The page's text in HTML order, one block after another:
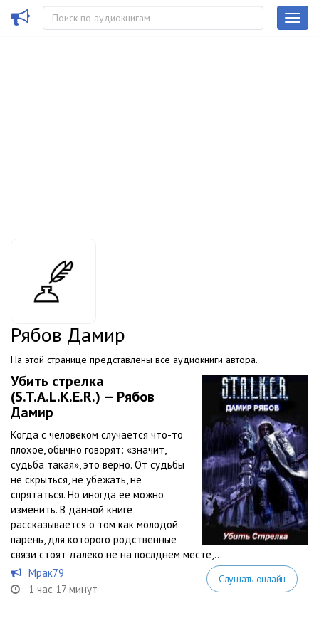
Рябов Дамир
На этой странице представлены все аудиокниги автора.
Убить стрелка
(S.T.A.L.K.E.R.) — Рябов
Дамир
Когда с человеком случается что-то
плохое, обычно говорят: «значит,
судьба такая», это верно. От судьбы
не скрыться, не убежать, не
спрятаться. Но иногда её можно
изменить. В данной книге
рассказывается о том как молодой
парень, для которого родственные
связи стоят далеко не на послднем месте,...
Мрак79
1 час 17 минут
Слушать онлайн